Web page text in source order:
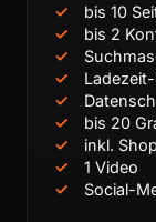
bis 10
bis 2
bis 20
inkl.
1 Video
Social-